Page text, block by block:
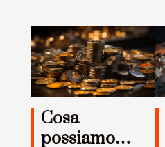
Cosa
possiamo